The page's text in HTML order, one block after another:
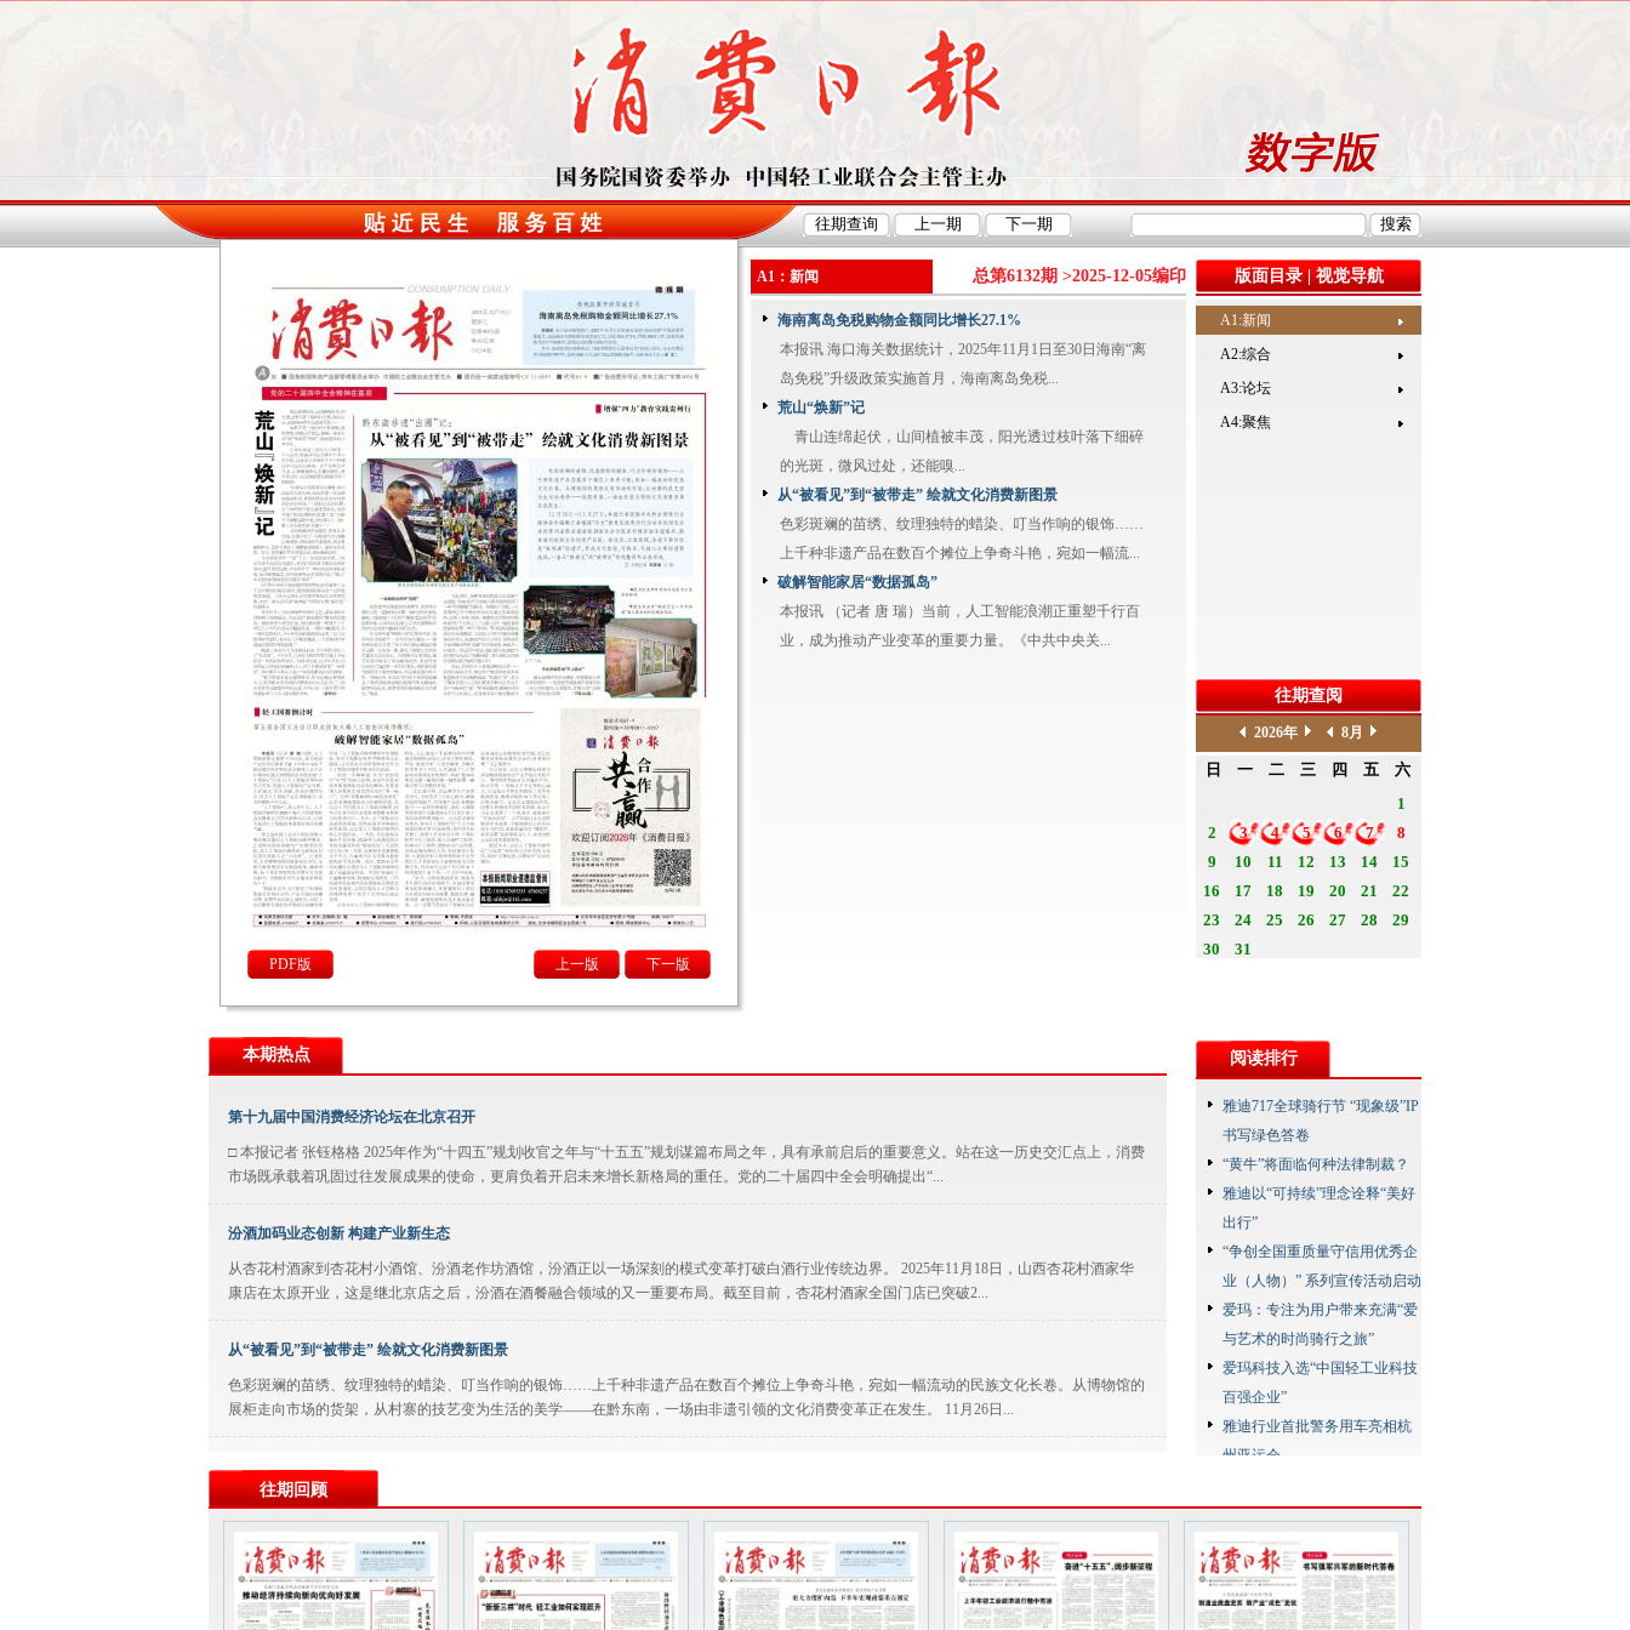
PDF版 下一版
上一版
A1：新闻 总第6132期 >2025-12-05编印
海南离岛免税购物金额同比增长27.1%
本报讯 海口海关数据统计，2025年11月1日至30日海南“离
岛免税”升级政策实施首月，海南离岛免税...
荒山“焕新”记
青山连绵起伏，山间植被丰茂，阳光透过枝叶落下细碎
的光斑，微风过处，还能嗅...
从“被看见”到“被带走” 绘就文化消费新图景
色彩斑斓的苗绣、纹理独特的蜡染、叮当作响的银饰……
上千种非遗产品在数百个摊位上争奇斗艳，宛如一幅流...
破解智能家居“数据孤岛”
本报讯 （记者 唐 瑞）当前，人工智能浪潮正重塑千行百
业，成为推动产业变革的重要力量。《中共中央关...
版面目录|视觉导航
A1:新闻
A2:综合
A3:论坛
A4:聚焦
往期查阅
阅读排行
雅迪717全球骑行节 “现象级”IP
书写绿色答卷
“黄牛”将面临何种法律制裁？
雅迪以“可持续”理念诠释“美好
出行”
“争创全国重质量守信用优秀企
业（人物）” 系列宣传活动启动
爱玛：专注为用户带来充满“爱
与艺术的时尚骑行之旅”
爱玛科技入选“中国轻工业科技
百强企业”
雅迪行业首批警务用车亮相杭
州亚运会
7000万用户
爱玛“翻阅中国，探索极境”极
限挑战赛启动
台铃在长城上发布超能长续航
本期热点
第十九届中国消费经济论坛在北京召开
□ 本报记者 张钰格格 2025年作为“十四五”规划收官之年与“十五五”规划谋篇布局之年，具有承前启后的重要意义。站在这一历史交汇点上，消费
市场既承载着巩固过往发展成果的使命，更肩负着开启未来增长新格局的重任。党的二十届四中全会明确提出“...
汾酒加码业态创新 构建产业新生态
从杏花村酒家到杏花村小酒馆、汾酒老作坊酒馆，汾酒正以一场深刻的模式变革打破白酒行业传统边界。 2025年11月18日，山西杏花村酒家华
康店在太原开业，这是继北京店之后，汾酒在酒餐融合领域的又一重要布局。截至目前，杏花村酒家全国门店已突破2...
从“被看见”到“被带走” 绘就文化消费新图景
色彩斑斓的苗绣、纹理独特的蜡染、叮当作响的银饰……上千种非遗产品在数百个摊位上争奇斗艳，宛如一幅流动的民族文化长卷。从博物馆的
展柜走向市场的货架，从村寨的技艺变为生活的美学——在黔东南，一场由非遗引领的文化消费变革正在发生。 11月26日...
公告栏
拍卖公告受托，我公司将以网络拍卖的方式在湖南省（常德市）国有资产资源交易平台的国有资产交易系统（https://sz.cdggzy.cn/portal/index，以
下简称交易系统）公开拍卖以下标的：拍卖标的：标的一：常德河街西街B区B4-...
融合南北地域特色 探索酒旅融合路径
11月29日，以“世遗回响·汾享世界”为主题的海上青花·汾酒文化体验中心系列活动在福建厦门举行。汾酒集团党委副书记、副董事长、总经理武
往期回顾